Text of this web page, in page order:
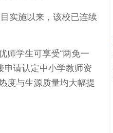
实施以来，该校已连续
师学生可享受“两免一
申请认定中小学教师资
度与生源质量均大幅提